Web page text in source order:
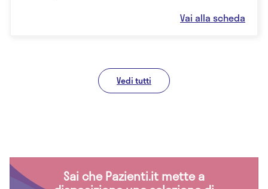
Vai alla scheda
Vedi tutti
Sai che Pazienti.it mette a